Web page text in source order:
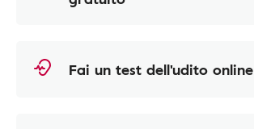
Fai un test dell'udito online